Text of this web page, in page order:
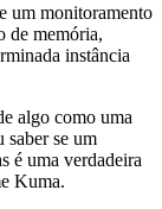
um monitoramento
de memória,
instância
algo como uma
saber se um
é uma verdadeira
Kuma.